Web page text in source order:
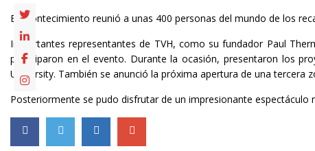
El acontecimiento reunió a unas 400 personas del mundo de los
Importantes representantes de TVH, como su fundador Paul
participaron en el evento. Durante la ocasión, presentaron los
University. También se anunció la próxima apertura de una
Posteriormente se pudo disfrutar de un impresionante espectáculo